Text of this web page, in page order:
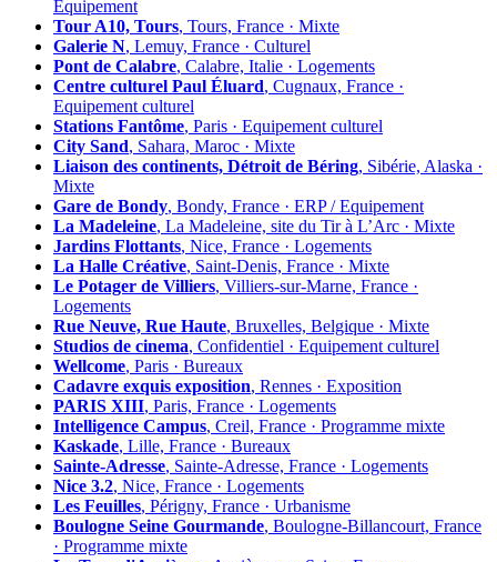
Équipement
Tour A10, Tours, Tours, France · Mixte
Galerie N, Lemuy, France · Culturel
Pont de Calabre, Calabre, Italie · Logements
Centre culturel Paul Éluard, Cugnaux, France ·
Equipement culturel
Stations Fantôme, Paris · Equipement culturel
City Sand, Sahara, Maroc · Mixte
Liaison des continents, Détroit de Béring, Sibérie, Alaska ·
Mixte
Gare de Bondy, Bondy, France · ERP / Equipement
La Madeleine, La Madeleine, site du Tir à L’Arc · Mixte
Jardins Flottants, Nice, France · Logements
La Halle Créative, Saint-Denis, France · Mixte
Le Potager de Villiers, Villiers-sur-Marne, France ·
Logements
Rue Neuve, Rue Haute, Bruxelles, Belgique · Mixte
Studios de cinema, Confidentiel · Equipement culturel
Wellcome, Paris · Bureaux
Cadavre exquis exposition, Rennes · Exposition
PARIS XIII, Paris, France · Logements
Intelligence Campus, Creil, France · Programme mixte
Kaskade, Lille, France · Bureaux
Sainte-Adresse, Sainte-Adresse, France · Logements
Nice 3.2, Nice, France · Logements
Les Feuilles, Périgny, France · Urbanisme
Boulogne Seine Gourmande, Boulogne-Billancourt, France
· Programme mixte